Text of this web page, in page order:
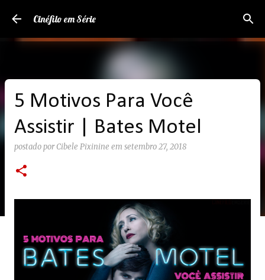
Pular para o conteúdo principal
Cinéfilo em Série
5 Motivos Para Você
Assistir | Bates Motel
postado porCibele Pixinine em setembro 27, 2018